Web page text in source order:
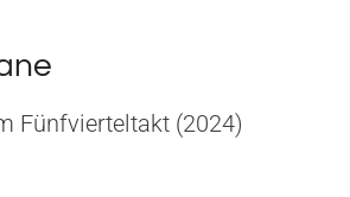
Fünfvierteltakt (2024)